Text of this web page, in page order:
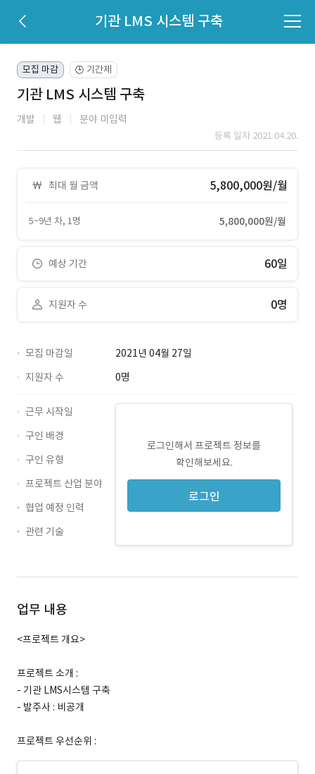
기관 LMS 시스템 구축
모집 마감 🕒 기간제
기관 LMS 시스템 구축
개발 웹 분야 미입력
등록 일자 2021.04.20.
최대 월 금액 5,800,000원/월
5~9년 차, 1명 5,800,000원/월
예상 기간 60일
지원자 수 0명
모집 마감일
2021년 04월 27일
지원자 수
0명
로그인해서 프로젝트 정보를
확인해보세요.
로그인
근무 시작일
구인 배경
구인 유형
프로젝트 산업 분야
협업 예정 인력
관련 기술
업무 내용
<프로젝트 개요>
프로젝트 소개 :
- 기관 LMS시스템 구축
- 발주사 : 비공개
프로젝트 우선순위 :